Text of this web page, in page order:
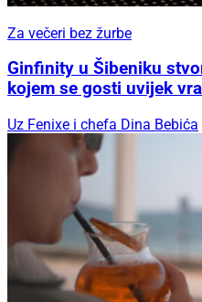
Za večeri bez žurbe
Ginfinity u Šibeniku
kojem se gosti uvijek
Uz Fenixe i chefa Dina Bebića